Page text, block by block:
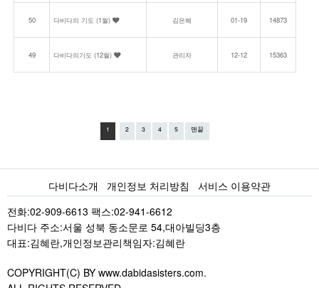
50 다비다의 기도 (1월) 김은혜 01-19 14873
49 다비다의기도 (12월) 관리자 12-12 15363
1 2 3 4 5 맨끝
다비다소개 개인정보 처리방침
서비스 이용약관
전화:02-909-6613 팩스:02-941-6612
다비다 주소:서울 성북 동소문로 54,대아빌딩3층
대표:김혜란,개인정보관리책임자:김혜란
COPYRIGHT(C) BY www.dabidasisters.com.